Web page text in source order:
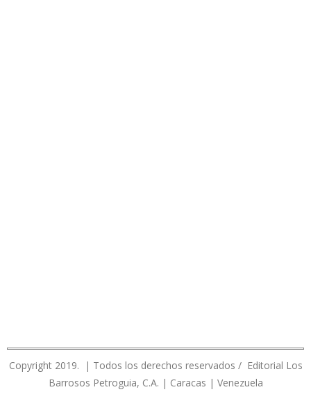
Copyright 2019. | Todos los derechos reservados / Editorial Los
Barrosos Petroguia, C.A. | Caracas | Venezuela